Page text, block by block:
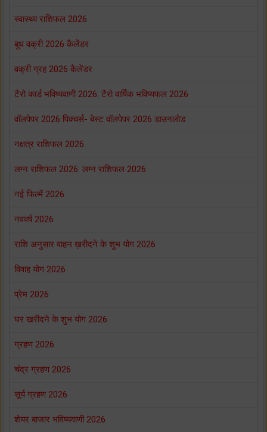
स्वास्थ्य राशिफल 2026
बुध वक्री 2026 कैलेंडर
वक्री ग्रह 2026 कैलेंडर
टैरो कार्ड भविष्यवाणी 2026: टैरो वार्षिक भविष्यफल 2026
वॉलपेपर 2026 पिक्चर्स- बेस्ट वॉलपेपर 2026 डाउनलोड
नक्षत्र राशिफल 2026
लग्न राशिफल 2026: लग्न राशिफल 2026
नई फिल्में 2026
नववर्ष 2026
राशि अनुसार वाहन ख़रीदने के शुभ योग 2026
विवाह योग 2026
प्रेम 2026
घर खरीदने के शुभ योग 2026
ग्रहण 2026
चंद्र ग्रहण 2026
सूर्य ग्रहण 2026
शेयर बाजार भविष्यवाणी 2026